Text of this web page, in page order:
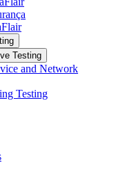
Testing
and Network
Testing